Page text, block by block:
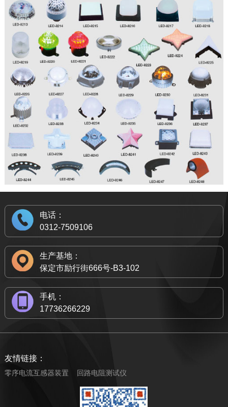
电话：
0312-7509106
生产基地：
保定市励行街666号-B3-102
手机：
17736266229
友情链接：
零序电流互感器装置 回路电阻测试仪